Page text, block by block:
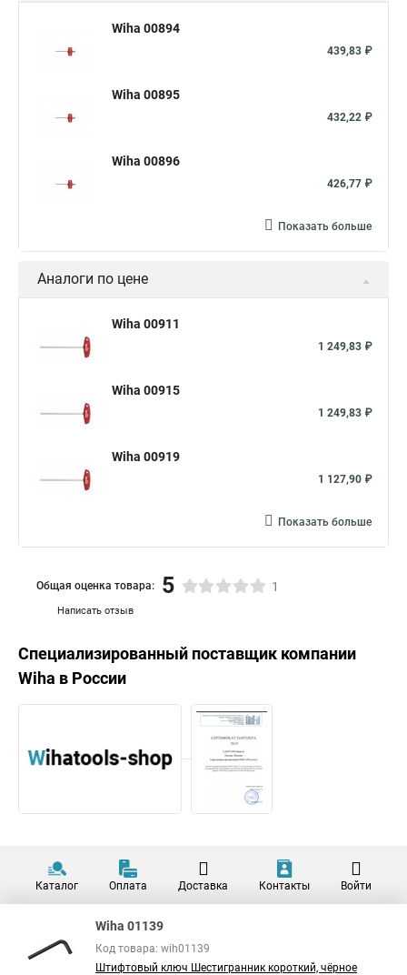
Wiha 00894
439,83 ₽
Wiha 00895
432,22 ₽
Wiha 00896
426,77 ₽
Показать больше
Аналоги по цене
Wiha 00911
1 249,83 ₽
Wiha 00915
1 249,83 ₽
Wiha 00919
1 127,90 ₽
Показать больше
Написать отзыв
Общая оценка товара: 5 1
Специализированный поставщик компании
Wiha в России
Каталог Оплата Доставка Контакты Войти
Wiha 01139
Код товара: wih01139
Штифтовый ключ Шестигранник короткий, чёрное